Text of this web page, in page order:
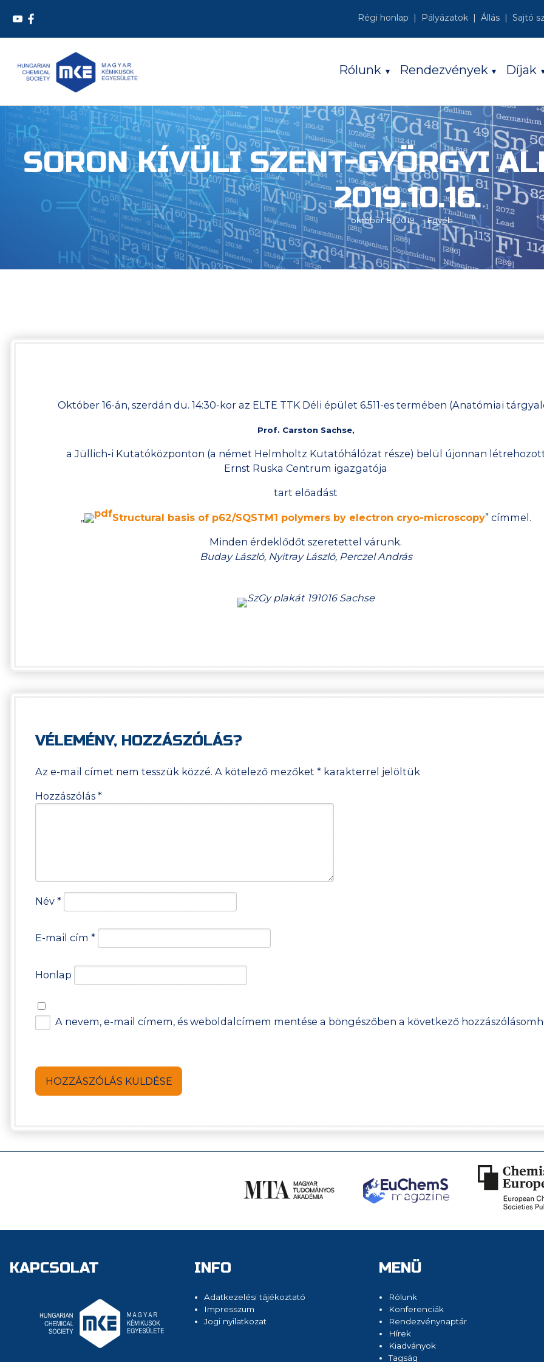
Régi honlap Pályázatok Állás Sajtó
Rólunk Rendezvények Díjak
SORON KÍVÜLI SZENT-GYÖRGYI
2019.10.16.
október 8, 2019 Egyéb
Október 16-án, szerdán du. 14:30-kor az ELTE TTK Déli épület 6.511-es termében (Anatómiai
Prof. Carston Sachse,
a Jüllich-i Kutatóközponton (a német Helmholtz Kutatóhálózat része) belül újonnan
Ernst Ruska Centrum igazgatója
tart előadást
„ Structural basis of p62/SQSTM1 polymers by electron cryo-microscopy” címmel.
Minden érdeklődőt szeretettel várunk.
Buday László, Nyitray László, Perczel András
VÉLEMÉNY, HOZZÁSZÓLÁS?
Az e-mail címet nem tesszük közzé. A kötelező mezőket* karakterrel jelöltük
Hozzászólás*
Név*
E-mail cím*
Honlap
A nevem, e-mail címem, és weboldalcímem mentése a böngészőben a következő
KAPCSOLAT INFO
Adatkezelési tájékoztató
Impresszum
Jogi nyilatkozat
MENÜ
Rólunk
Konferenciák
Rendezvénynaptár
Hírek
Kiadványok
Tagság